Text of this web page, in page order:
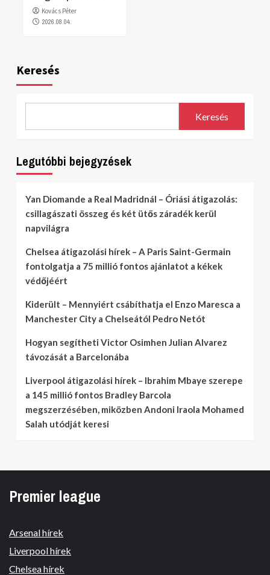
Kovács Péter
2026.08.04.
Keresés
Keresés
Legutóbbi bejegyzések
Yan Diomande a Real Madridnál – Óriási átigazolás:
csillagászati összeg és két ütős záradék kerül
napvilágra
Chelsea átigazolási hírek – A Paris Saint-Germain
fontolgatja a 75 millió fontos ajánlatot a kékek
védőjéért
Kiderült – Mennyiért csábíthatja el Enzo Maresca a
Manchester City a Chelseától Pedro Netót
Hogyan segítheti Victor Osimhen Julian Alvarez
távozását a Barcelonába
Liverpool átigazolási hírek – Ibrahim Mbaye szerepe
a 145 millió fontos Bradley Barcola
megszerzésében, miközben Andoni Iraola Mohamed
Salah utódját keresi
Premier league
Arsenal hírek
Liverpool hírek
Chelsea hírek